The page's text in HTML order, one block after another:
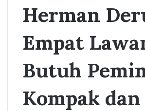
Herman
Empat
Butuh
Kompak dan